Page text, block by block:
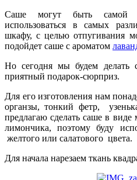
Саше могут быть самой
использоваться в самых
шкафу, с целью отпугивания
подойдет саше с ароматом
Но сегодня мы будем делать
приятный подарок-сюрприз.
Для его изготовления нам
органзы, тонкий фетр,
предлагаю сделать саше в виде
лимончика, поэтому буду
желтого или салатового цвета.
Для начала нарезаем ткань